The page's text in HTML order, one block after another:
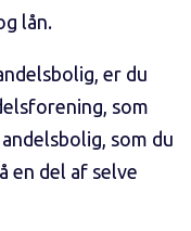
lån.
er du
som
som du
en del af selve